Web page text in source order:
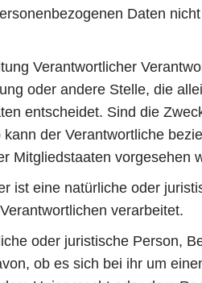
Daten
Verantwortlicher
oder andere Stelle, die
entscheidet. Sind die
der Verantwortliche
Mitgliedstaaten vorgesehen
eine natürliche oder
verarbeitet.
oder juristische Person,
ob es sich bei ihr um